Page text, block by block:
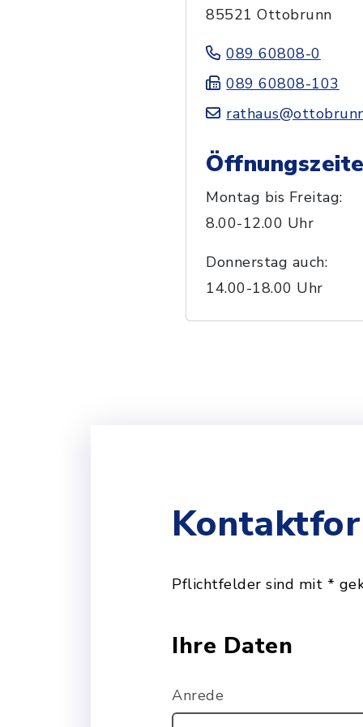
85521 Ottobrunn
089 60808-0
089 60808-103
Montag bis Freitag:
8.00-12.00 Uhr
Donnerstag auch:
14.00-18.00 Uhr
Pflichtfelder sind mit *
Ihre Daten
Anrede